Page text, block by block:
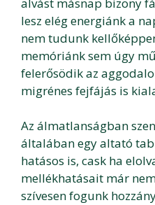
lesz elég energiánk a
nem tudunk
memóriánk sem úgy
felerősödik az
migrénes fejfájás is
Az álmatlanságban
általában egy altató
hatásos is, cask ha
mellékhatásait már
szívesen fogunk